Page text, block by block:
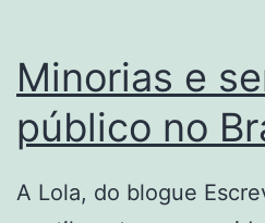
Minorias e
público no
A Lola, do blogue